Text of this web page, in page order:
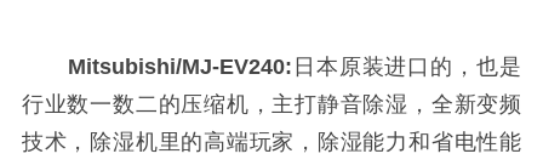
Mitsubishi/MJ-EV240: 日本原装进口的，也是
行业数一数二的压缩机，主打静音除湿，全新变频
技术，除湿机里的高端玩家，除湿能力和省电性能